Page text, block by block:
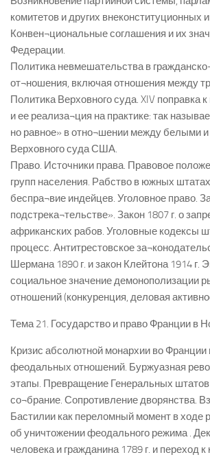
комитетов и других внеконституционных
Конвен¬циональные соглашения и их
Федерации.
Политика невмешательства в
от¬ношения, включая отношения между
Политика Верховного суда. XIV поправка
и ее реализа¬ция на практике: так
но равное» в отно¬шении между белыми
Верховного суда США.
Право. Источники права. Правовое
групп населения. Рабство в южных
беспра¬вие индейцев. Уголовное право.
подстрека¬тельстве». Закон 1807 г. о
африканских рабов. Уголовные кодексы
процесс. Антитрестовское
Шермана 1890 г. и закон Клейтона 1914 г.
социальное значение демонополизации
отношений (конкуренция, деловая
Тема 21. Государство и право Франции в
Кризис абсолютной монархии во Франции
феодальных отношений. Буржуазная
этапы. Превращение Генеральных
со¬брание. Сопротивление дворянства.
Бастилии как переломный момент в ходе
об уничтожении феодального режима .
человека и гражданина 1789 г. и переход